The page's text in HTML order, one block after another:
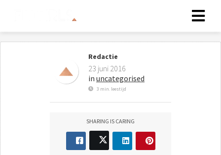
Redactie
23 juni 2016
in uncategorised
3 min. leestijd
SHARING IS CARING